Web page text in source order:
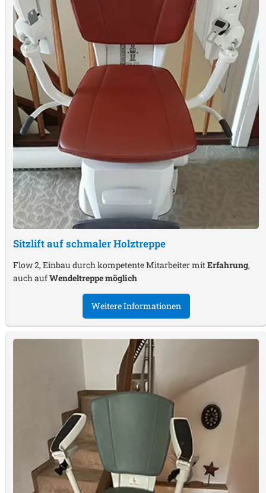
Sitzlift auf schmaler Holztreppe
Flow 2, Einbau durch kompetente Mitarbeiter mitErfahrung,
auch aufWendeltreppe möglich
Weitere Informationen